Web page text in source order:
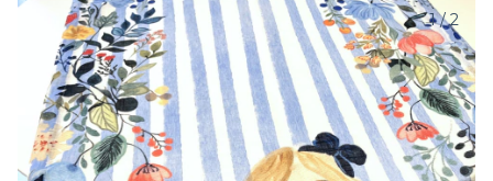
1/2